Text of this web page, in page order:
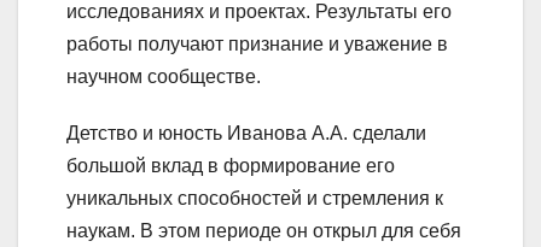
исследованиях и проектах. Результаты его
работы получают признание и уважение в
научном сообществе.
Детство и юность Иванова А.А. сделали
большой вклад в формирование его
уникальных способностей и стремления к
наукам. В этом периоде он открыл для себя